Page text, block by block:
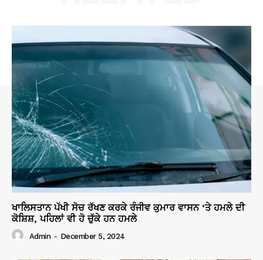
ਖਾਲਿਸਤਾਨ ਪੱਖੀ ਸੋਚ ਰੱਖਣ ਕਰਕੇ ਰੰਜੀਵ ਕੁਮਾਰ ਵਾਸਨ ‘ਤੇ ਹਮਲੇ ਦੀ
ਕੋਸ਼ਿਸ਼, ਪਹਿਲਾਂ ਵੀ ਹੋ ਚੁੱਕੇ ਹਨ ਹਮਲੇ
Admin - December 5, 2024